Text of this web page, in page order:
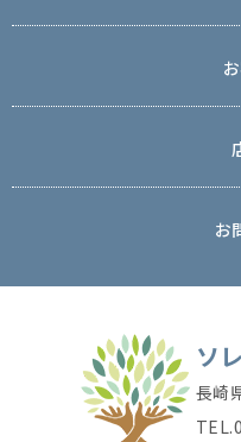
お
ソ
長崎
TEL.